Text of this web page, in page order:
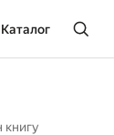
Каталог
книгу